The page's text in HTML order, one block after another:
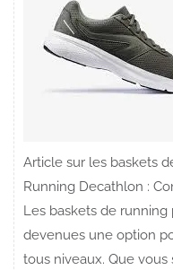
Article sur les baskets
Running Decathlon :
Les baskets de
devenues une option
tous niveaux. Que